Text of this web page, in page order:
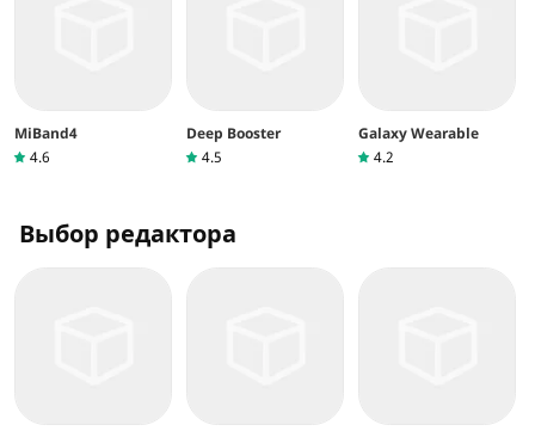
MiBand4
4.6
Deep Booster
4.5
Galaxy Wearable
4.2
Выбор редактора